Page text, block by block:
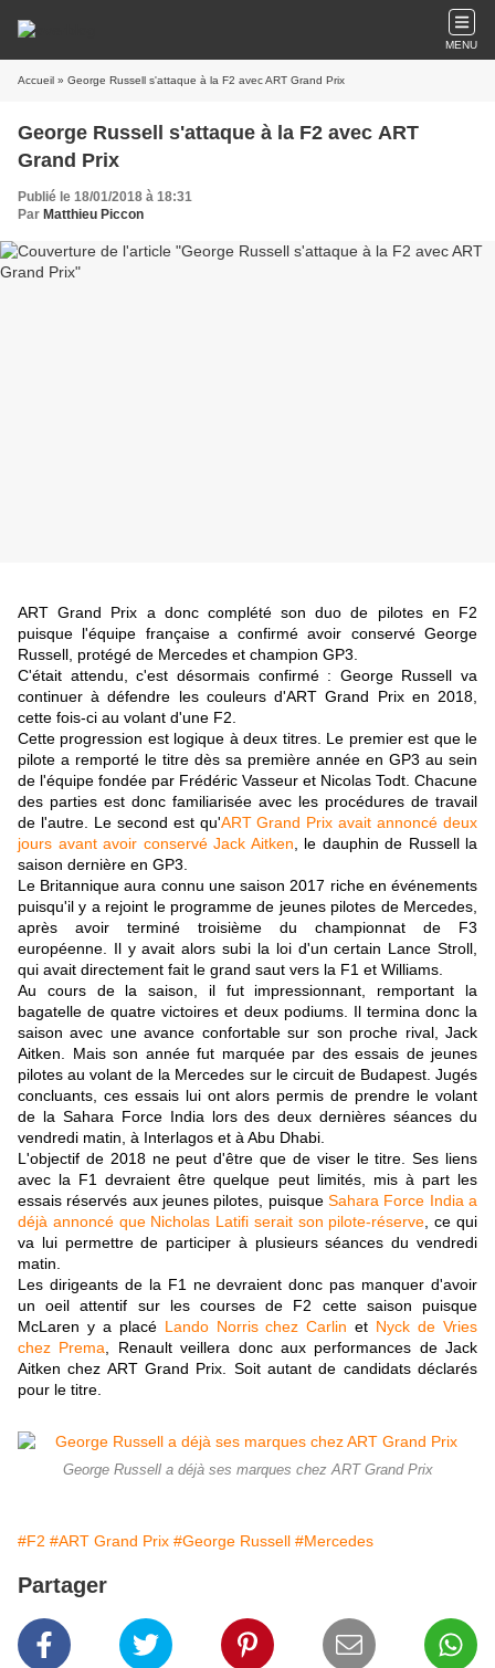
MENU
Accueil » George Russell s'attaque à la F2 avec ART Grand Prix
George Russell s'attaque à la F2 avec ART
Grand Prix
Publié le 18/01/2018 à 18:31
Par Matthieu Piccon
ART Grand Prix a donc complété son duo de pilotes en F2
puisque l'équipe française a confirmé avoir conservé George
Russell, protégé de Mercedes et champion GP3.
C'était attendu, c'est désormais confirmé : George Russell va
continuer à défendre les couleurs d'ART Grand Prix en 2018,
cette fois-ci au volant d'une F2.
Cette progression est logique à deux titres. Le premier est que le
pilote a remporté le titre dès sa première année en GP3 au sein
de l'équipe fondée par Frédéric Vasseur et Nicolas Todt. Chacune
des parties est donc familiarisée avec les procédures de travail
de l'autre. Le second est qu'ART Grand Prix avait annoncé deux
jours avant avoir conservé Jack Aitken , le dauphin de Russell la
saison dernière en GP3.
Le Britannique aura connu une saison 2017 riche en événements
puisqu'il y a rejoint le programme de jeunes pilotes de Mercedes,
après avoir terminé troisième du championnat de F3
européenne. Il y avait alors subi la loi d'un certain Lance Stroll,
qui avait directement fait le grand saut vers la F1 et Williams.
Au cours de la saison, il fut impressionnant, remportant la
bagatelle de quatre victoires et deux podiums. Il termina donc la
saison avec une avance confortable sur son proche rival, Jack
Aitken. Mais son année fut marquée par des essais de jeunes
pilotes au volant de la Mercedes sur le circuit de Budapest. Jugés
concluants, ces essais lui ont alors permis de prendre le volant
de la Sahara Force India lors des deux dernières séances du
vendredi matin, à Interlagos et à Abu Dhabi.
L'objectif de 2018 ne peut d'être que de viser le titre. Ses liens
avec la F1 devraient être quelque peut limités, mis à part les
essais réservés aux jeunes pilotes, puisque Sahara Force India a
déjà annoncé que Nicholas Latifi serait son pilote-réserve , ce qui
va lui permettre de participer à plusieurs séances du vendredi
matin.
Les dirigeants de la F1 ne devraient donc pas manquer d'avoir
un oeil attentif sur les courses de F2 cette saison puisque
McLaren y a placé Lando Norris chez Carlin et Nyck de Vries
chez Prema , Renault veillera donc aux performances de Jack
Aitken chez ART Grand Prix. Soit autant de candidats déclarés
pour le titre.
George Russell a déjà ses marques chez ART Grand Prix
#F2 #ART Grand Prix #George Russell #Mercedes
Partager